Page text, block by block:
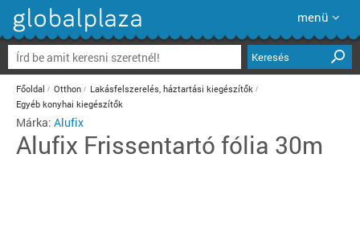
menü
Keresés
Főoldal Otthon
Lakásfelszerelés, háztartási kiegészítők
Egyéb konyhai kiegészítők
Márka: Alufix
Alufix Frissentartó fólia 30m